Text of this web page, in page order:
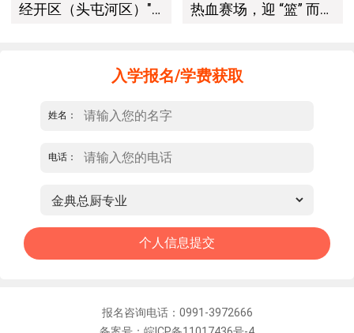
经开区（头屯河区）"3+10"公共就业服务进校园暨新疆新东方烹饪学校人才双选会+校企签约仪式圆满举行 热血赛场，迎 “篮” 而上｜新疆新东方烹饪学校篮球赛进行中！以技筑梦，乐享青春
入学报名/学费获取
姓名：
电话：
报名咨询电话：0991-3972666